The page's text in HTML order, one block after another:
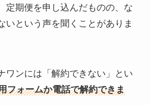
定期便を申し込んだものの、な
いという声を聞くことがありま
ワンには「解約できない」とい
フォームか電話で解約できま